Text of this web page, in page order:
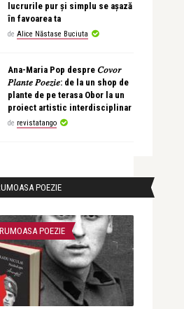
lucrurile pur și simplu se așază
în favoarea ta
de Alice Năstase Buciuta
Ana-Maria Pop despre 𝐶𝑜𝑣𝑜𝑟
𝑃𝑙𝑎𝑛𝑡𝑒 𝑃𝑜𝑒𝑧𝑖𝑒: de la un shop de
plante de pe terasa Obor la un
proiect artistic interdisciplinar
de revistatango
POEZIE
POEZIE